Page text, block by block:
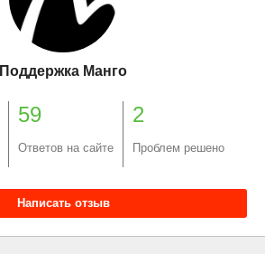
Поддержка Манго
59
Ответов на сайте
2
Проблем решено
Написать отзыв